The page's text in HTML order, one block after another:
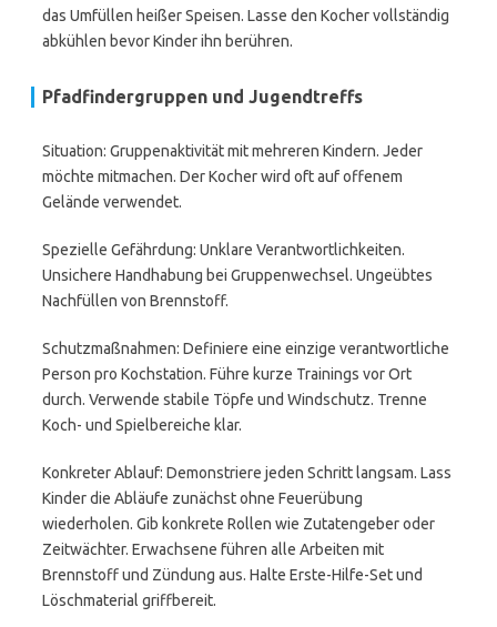
das Umfüllen heißer Speisen. Lasse den Kocher vollständig
abkühlen bevor Kinder ihn berühren.
Pfadfindergruppen und Jugendtreffs
Situation: Gruppenaktivität mit mehreren Kindern. Jeder
möchte mitmachen. Der Kocher wird oft auf offenem
Gelände verwendet.
Spezielle Gefährdung: Unklare Verantwortlichkeiten.
Unsichere Handhabung bei Gruppenwechsel. Ungeübtes
Nachfüllen von Brennstoff.
Schutzmaßnahmen: Definiere eine einzige verantwortliche
Person pro Kochstation. Führe kurze Trainings vor Ort
durch. Verwende stabile Töpfe und Windschutz. Trenne
Koch- und Spielbereiche klar.
Konkreter Ablauf: Demonstriere jeden Schritt langsam. Lass
Kinder die Abläufe zunächst ohne Feuerübung
wiederholen. Gib konkrete Rollen wie Zutatengeber oder
Zeitwächter. Erwachsene führen alle Arbeiten mit
Brennstoff und Zündung aus. Halte Erste-Hilfe-Set und
Löschmaterial griffbereit.